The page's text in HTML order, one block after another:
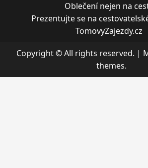
Oblečení nejen na
Prezentujte se na
TomovyZajezdy.cz
Copyright © All rights reserved. |
themes.